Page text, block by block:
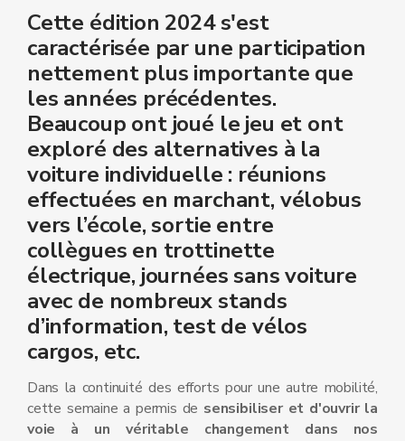
Cette édition 2024 s'est
caractérisée par une participation
nettement plus importante que
les années précédentes.
Beaucoup ont joué le jeu et ont
exploré des alternatives à la
voiture individuelle : réunions
effectuées en marchant, vélobus
vers l’école, sortie entre
collègues en trottinette
électrique, journées sans voiture
avec de nombreux stands
d’information, test de vélos
cargos, etc.
Dans la continuité des efforts pour une autre mobilité,
cette semaine a permis de sensibiliser et d'ouvrir la
voie à un véritable changement dans nos